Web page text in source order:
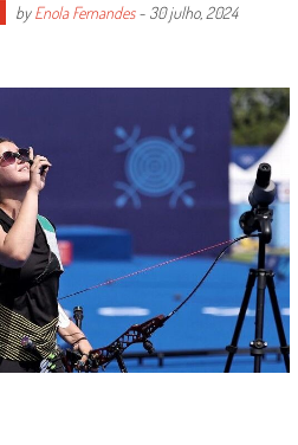
byEnola Fernandes- 30 julho, 2024